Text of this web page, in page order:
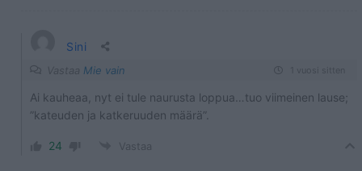
Sini
Vastaa Mie vain
Ai kauheaa, nyt ei tule naurusta loppua…tuo viimeinen lause;
”kateuden ja katkeruuden määrä”.
24 Vastaa